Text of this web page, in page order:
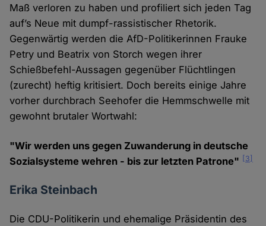
Maß verloren zu haben und profiliert sich jeden Tag
auf’s Neue mit dumpf-rassistischer Rhetorik.
Gegenwärtig werden die AfD-Politikerinnen Frauke
Petry und Beatrix von Storch wegen ihrer
Schießbefehl-Aussagen gegenüber Flüchtlingen
(zurecht) heftig kritisiert. Doch bereits einige Jahre
vorher durchbrach Seehofer die Hemmschwelle mit
gewohnt brutaler Wortwahl:
"Wir werden uns gegen Zuwanderung in deutsche
Sozialsysteme wehren - bis zur letzten Patrone"
[3]
Erika Steinbach
Die CDU-Politikerin und ehemalige Präsidentin des